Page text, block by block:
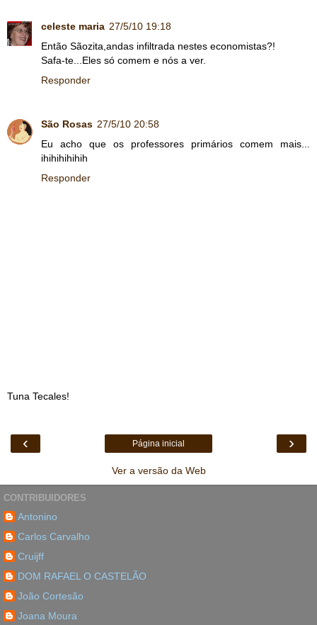
celeste maria 27/5/10 19:18
Então Sãozita,andas infiltrada nestes economistas?!
Safa-te...Eles só comem e nós a ver.
Responder
São Rosas 27/5/10 20:58
Eu acho que os professores primários comem mais...
ihihihihihih
Responder
Tuna Tecales!
‹ ›
Página inicial
Ver a versão da Web
CONTRIBUIDORES
Antonino
Carlos Carvalho
Cruijff
DOM RAFAEL O CASTELÃO
João Cortesão
Joana Moura